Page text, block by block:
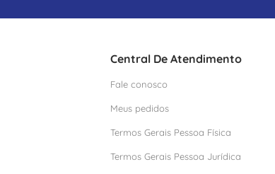
Central De Atendimento
Fale conosco
Meus pedidos
Termos Gerais Pessoa Física
Termos Gerais Pessoa Jurídica